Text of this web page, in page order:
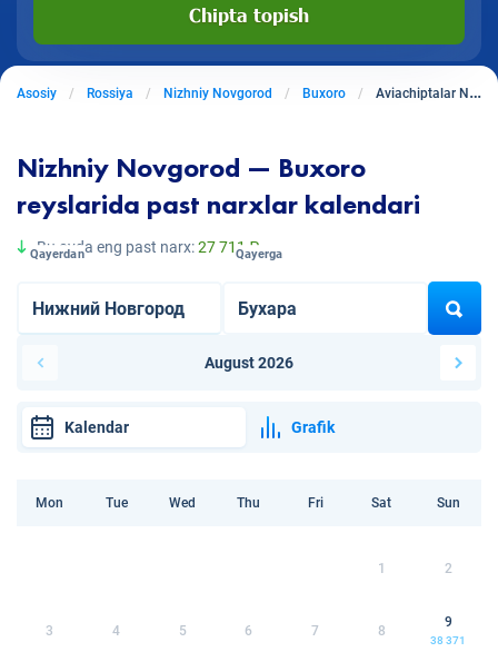
Chipta topish
Asosiy Rossiya Nizhniy Novgorod Buxoro Aviachiptalar Nizhniy Novgoroddan Buxoroga
Nizhniy Novgorod — Buxoro
reyslarida past narxlar kalendari
Bu oyda eng past narx:27 711 ₽
Qayerdan Qayerga
August 2026
Kalendar Grafik
Mon Tue Wed Thu Fri Sat Sun
1 2
3 4 5 6 7 8
9
38 371